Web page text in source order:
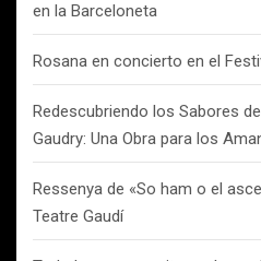
en la Barceloneta
Rosana en concierto en el
Redescubriendo los Sabores
Gaudry: Una Obra para los
Ressenya de «So ham o el
Teatre Gaudí